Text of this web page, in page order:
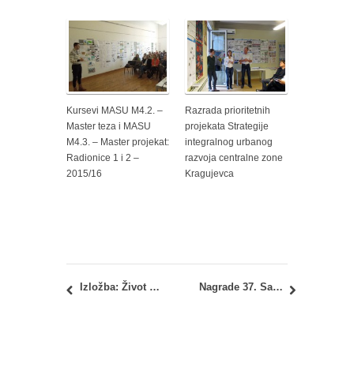
Kursevi MASU M4.2. –
Master teza i MASU
M4.3. – Master projekat:
Radionice 1 i 2 –
2015/16
Razrada prioritetnih
projekata Strategije
integralnog urbanog
razvoja centralne zone
Kragujevca
Izložba: Život na ivici. Stanovanje beogradskih Roma 1919-1941 Nagrade 37. Salona arhitekture 2015.